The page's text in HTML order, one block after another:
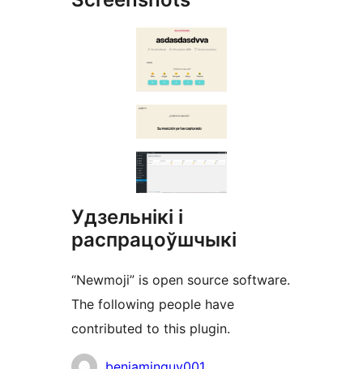
Удзельнікі і
распрацоўшчыкі
“Newmoji” is open source software.
The following people have
contributed to this plugin.
Удзельнікі